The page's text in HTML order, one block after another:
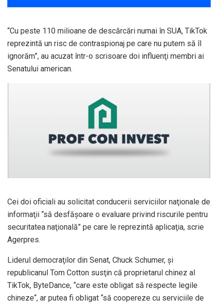
“Cu peste 110 milioane de descărcări numai în SUA, TikTok
reprezintă un risc de contraspionaj pe care nu putem să îl
ignorăm”, au acuzat într-o scrisoare doi influenţi membri ai
Senatului american.
Cei doi oficiali au solicitat conducerii serviciilor naţionale de
informaţii “să desfăşoare o evaluare privind riscurile pentru
securitatea naţională” pe care le reprezintă aplicaţia, scrie
Agerpres.
Liderul democraţilor din Senat, Chuck Schumer, şi
republicanul Tom Cotton susţin că proprietarul chinez al
TikTok, ByteDance, “care este obligat să respecte legile
chineze“, ar putea fi obligat “să coopereze cu serviciile de